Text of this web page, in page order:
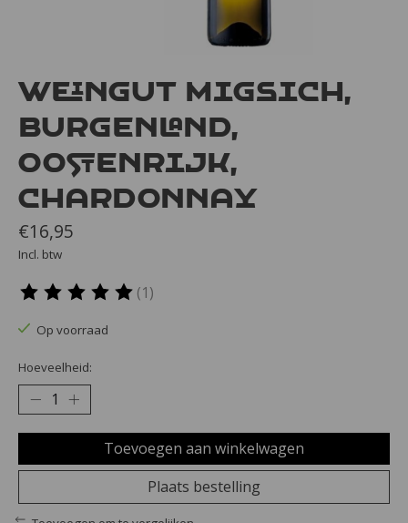
Weingut Migsich,
Burgenland,
Oostenrijk,
Chardonnay
€16,95
Incl. btw
De beoordeling van dit product is
(1)
Op voorraad
Hoeveelheid:
Toevoegen aan winkelwagen
Plaats bestelling